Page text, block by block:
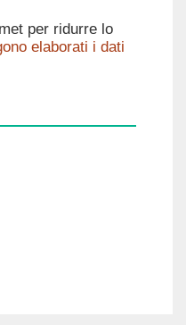
per ridurre lo
elaborati i dati